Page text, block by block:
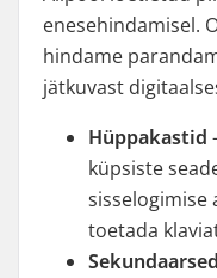
enesehindamisel.
hindame
jätkuvast
Hüppakastid
küpsiste
sisselogimise
toetada